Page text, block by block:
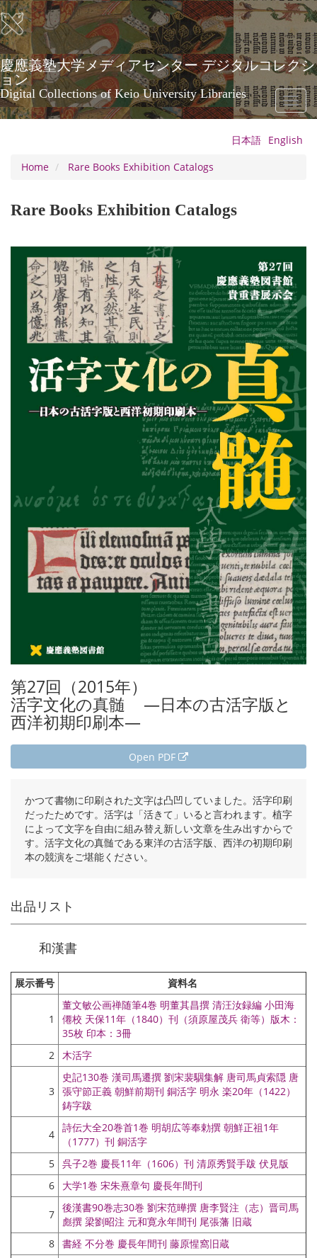
Skip
to
main
content
慶應義塾大学メディアセンター デジタルコレクシ
ョン
Digital Collections of Keio University Libraries
Toggle
日本語 English
Home
Rare Books Exhibition Catalogs
Rare Books Exhibition Catalogs
第27回（2015年）
活字文化の真髄 ―日本の古活字版と
西洋初期印刷本―
Open PDF
かつて書物に印刷された文字は凸凹していました。活字印刷
だったためです。活字は「活きて」いると言われます。植字
によって文字を自由に組み替え新しい文章を生み出すからで
す。活字文化の真髄である東洋の古活字版、西洋の初期印刷
本の競演をご堪能ください。
出品リスト
和漢書
展示番号 資料名
1
董文敏公画禅随筆4巻 明董其昌撰 清汪汝録編 小田海
僊校 天保11年（1840）刊（須原屋茂兵 衛等）版木：
35枚 印本：3冊
2 木活字
3
史記130巻 漢司馬遷撰 劉宋裴駰集解 唐司馬貞索隠 唐
張守節正義 朝鮮前期刊 銅活字 明永 楽20年（1422）
鋳字跋
4
詩伝大全20巻首1巻 明胡広等奉勅撰 朝鮮正祖1年
（1777）刊 銅活字
5 呉子2巻 慶長11年（1606）刊 清原秀賢手跋 伏見版
6
大学1巻 宋朱熹章句 慶長年間刊
7
後漢書90巻志30巻 劉宋范曄撰 唐李賢注（志）晋司馬
彪撰 梁劉昭注 元和寛永年間刊 尾張藩 旧蔵
8 書経 不分巻 慶長年間刊 藤原惺窩旧蔵